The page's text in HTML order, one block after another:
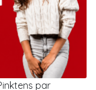
par